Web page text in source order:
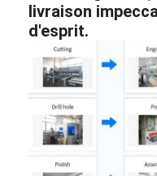
livraison
d'esprit.